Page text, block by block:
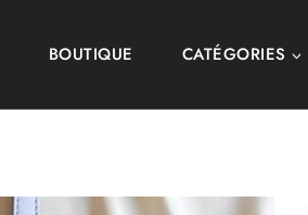
BOUTIQUE CATÉGORIES